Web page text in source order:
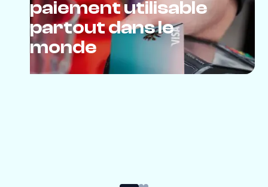
paiement utilisable
partout dans le
monde